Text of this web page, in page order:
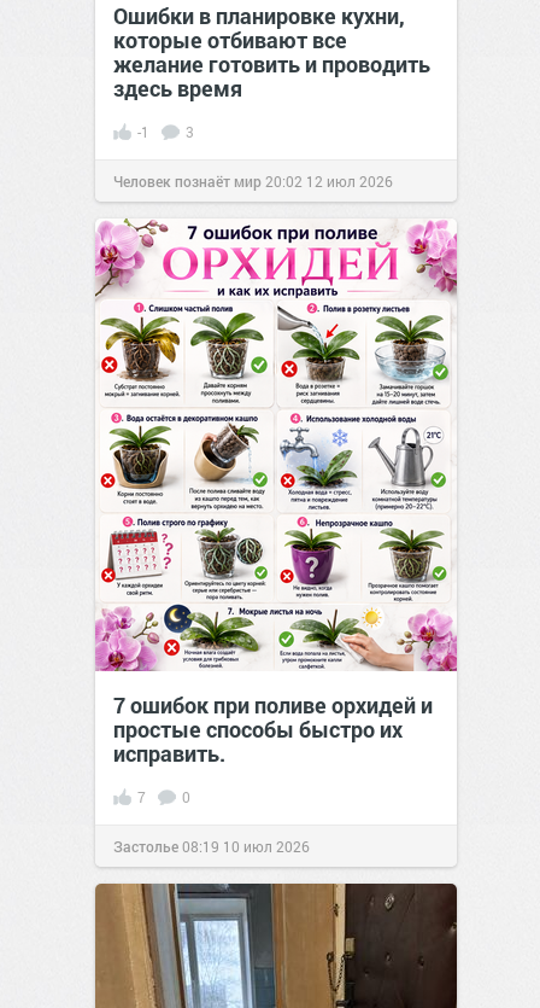
Ошибки в планировке кухни,
которые отбивают все
желание готовить и проводить
здесь время
-1 3
Человек познаёт мир 20:02 12 июл 2026
7 ошибок при поливе орхидей и
простые способы быстро их
исправить.
7 0
Застолье08:19 10 июл 2026